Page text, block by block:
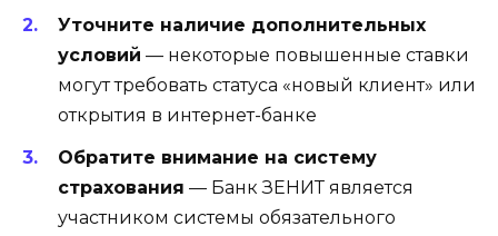
Уточните наличие дополнительных
условий — некоторые повышенные ставки
могут требовать статуса «новый клиент» или
открытия в интернет-банке
Обратите внимание на систему
страхования — Банк ЗЕНИТ является
участником системы обязательного